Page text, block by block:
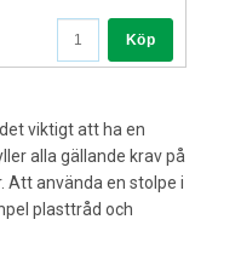
Köp
viktigt att ha en
alla gällande krav på
Att använda en stolpe i
plasttråd och
om man ska bygga en